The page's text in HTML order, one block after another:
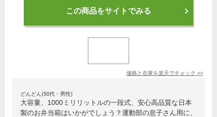
この商品をサイトでみる
価格と在庫を楽天でチェック >>
どんどん(50代・男性)
大容量、1000ミリリットルの一段式、安心高品質な日本
製のお弁当箱はいかがでしょう？運動部の息子さん用に、